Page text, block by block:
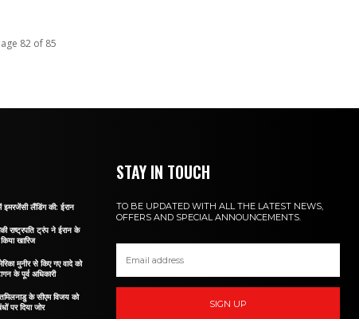
82 of 85
लैंडिंग की: ईरान
राष्ट्रपति ट्रंप ने ईरान के
खारिज
मुनीर से किए गए वादे को
के पूर्व अधिकारी
के सीएम विजय को
पर दिया जोर
STAY IN TOUCH
TO BE UPDATED WITH ALL THE LATEST NEWS,
OFFERS AND SPECIAL ANNOUNCEMENTS.
SIGN UP